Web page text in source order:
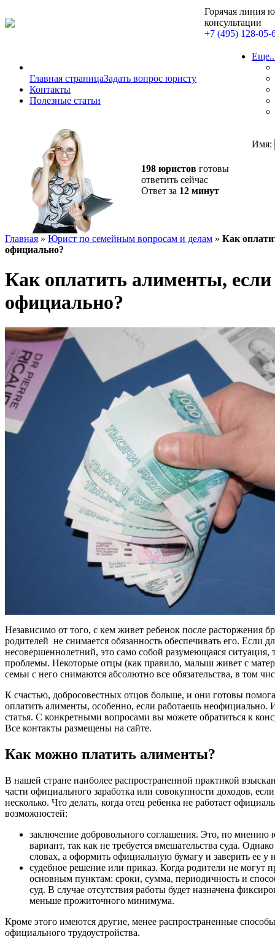
Горячая линия
консультации
+7 (495) 128-05-
Главная страницаЗадать вопрос юристу
Контакты
Полезные статьи
198 юристов готовы
ответить сейчас
Ответ за 12 минут
Имя:
Главная » Юрист по семейным вопросам и делам » Как
официально?
Как оплатить алименты,
официально?
Независимо от того, с кем живет ребенок после расторжения
родителей не снимается обязанность обеспечивать его. Если
несовершеннолетний, это само собой разумеющаяся ситуация,
проблемы. Некоторые отцы (как правило, малыш живет с
семьи с него снимаются абсолютно все обязательства, в том
К счастью, добросовестных отцов больше, и они готовы
оплатить алименты, особенно, если работаешь
статья. С конкретными вопросами вы можете обратиться к
Все контакты размещены на сайте.
Как можно платить алименты?
В нашей стране наиболее распространенной практикой
части официального заработка или совокупности доходов,
несколько. Что делать, когда отец ребенка не работает
возможностей:
заключение добровольного соглашения. Это, по
вариант, так как не требуется вмешательства суда.
словах, а оформить официальную бумагу и заверить ее у
судебное решение или приказ. Когда родители не могут
основным пунктам: сроки, сумма, периодичность и
суд. В случае отсутствия работы будет назначена
меньше прожиточного минимума.
Кроме этого имеются другие, менее распространенные
официального трудоустройства.